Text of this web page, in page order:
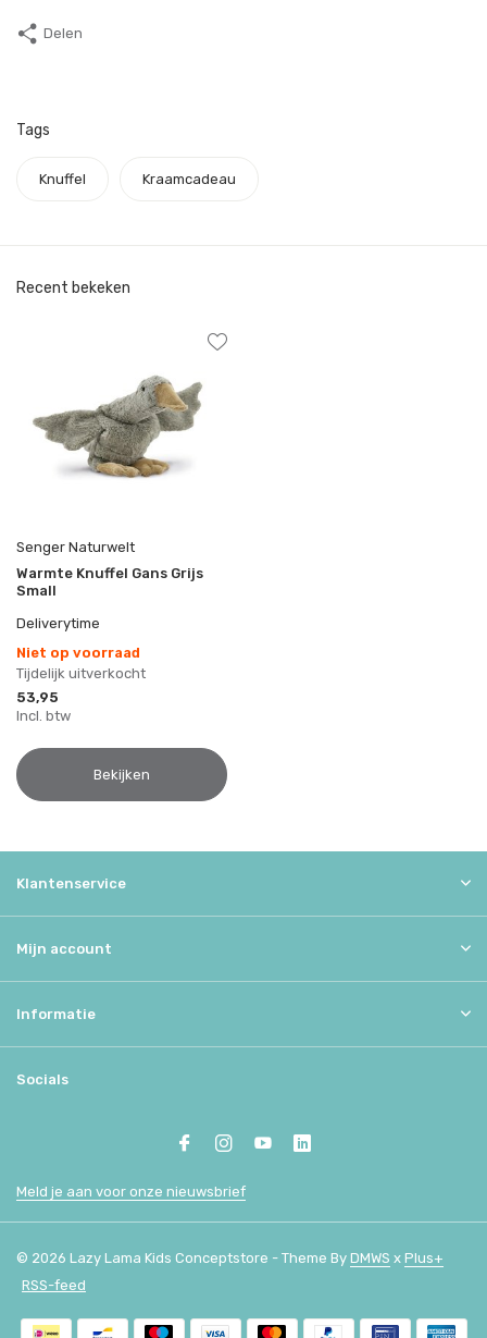
Delen
Tags
Knuffel Kraamcadeau
Recent bekeken
Senger Naturwelt
Warmte Knuffel Gans Grijs
Small
Deliverytime
Niet op voorraad
Tijdelijk uitverkocht
53,95
Incl. btw
Bekijken
Klantenservice
Mijn account
Informatie
Socials
Meld je aan voor onze nieuwsbrief
© 2026 Lazy Lama Kids Conceptstore - Theme By DMWS x Plus+
RSS-feed